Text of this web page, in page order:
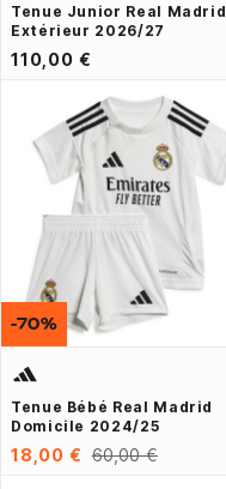
Tenue Junior Real Madrid
Extérieur 2026/27
110,00 €
Tenue Bébé Real Madrid
Domicile 2024/25
18,00 € 60,00 €
-70%